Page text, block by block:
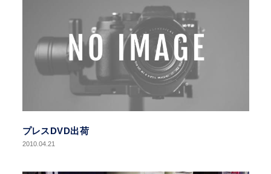
プレスDVD出荷
2010.04.21